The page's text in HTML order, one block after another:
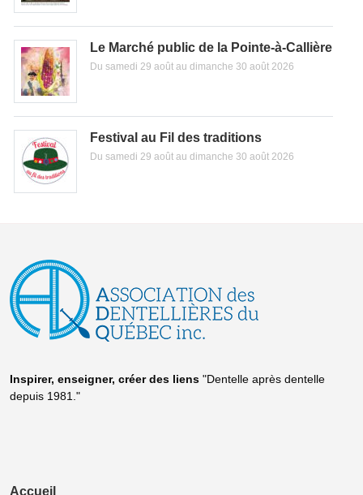
Le Marché public de la Pointe-à-Callière
Du samedi 29 août au dimanche 30 août 2026
Festival au Fil des traditions
Du samedi 29 août au dimanche 30 août 2026
Inspirer, enseigner, créer des liens "Dentelle après dentelle
depuis 1981."
Accueil